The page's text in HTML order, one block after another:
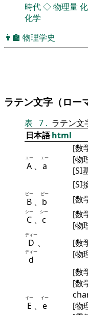
時代◇物理量
化学
👨‍🏫 物理学史
ラテン文字（ロー
表 7 . ラテン文
日本語html
A
エー
、 a
エー
[数
[物
[SI
[SI
B
ビー
、 b
ビー
[数
C
シー
、 c
シー [数
[物
D
ディー
、
d
ディー
[数
[物
E
イー
、 e
イー
[数
[数
[物